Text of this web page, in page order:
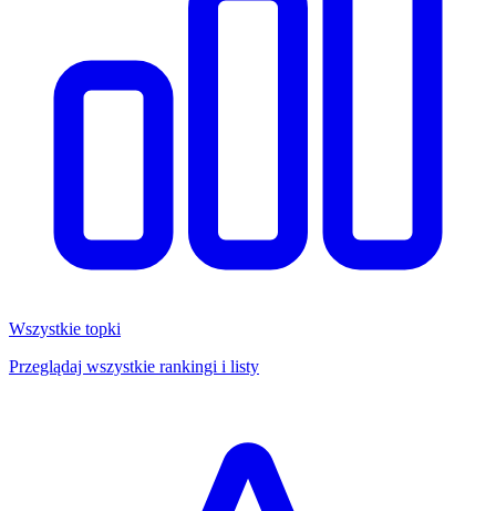
Wszystkie topki
Przeglądaj wszystkie rankingi i listy